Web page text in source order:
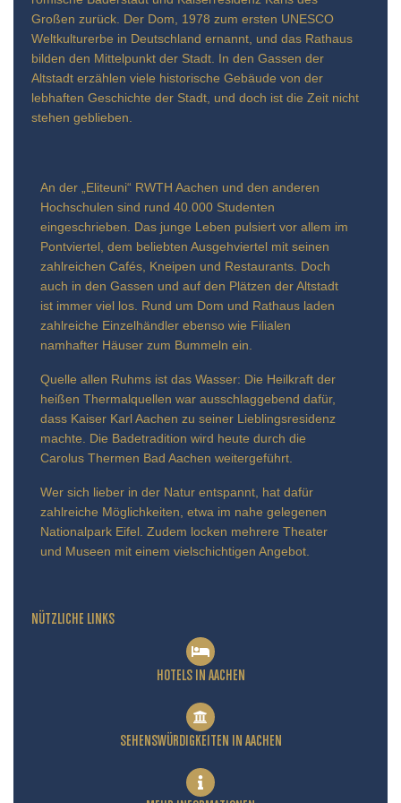
Großen zurück. Der Dom, 1978 zum ersten UNESCO
Weltkulturerbe in Deutschland ernannt, und das Rathaus
bilden den Mittelpunkt der Stadt. In den Gassen der
Altstadt erzählen viele historische Gebäude von der
lebhaften Geschichte der Stadt, und doch ist die Zeit nicht
stehen geblieben.
An der „Eliteuni“ RWTH Aachen und den anderen
Hochschulen sind rund 40.000 Studenten
eingeschrieben. Das junge Leben pulsiert vor allem im
Pontviertel, dem beliebten Ausgehviertel mit seinen
zahlreichen Cafés, Kneipen und Restaurants. Doch
auch in den Gassen und auf den Plätzen der Altstadt
ist immer viel los. Rund um Dom und Rathaus laden
zahlreiche Einzelhändler ebenso wie Filialen
namhafter Häuser zum Bummeln ein.
Quelle allen Ruhms ist das Wasser: Die Heilkraft der
heißen Thermalquellen war ausschlaggebend dafür,
dass Kaiser Karl Aachen zu seiner Lieblingsresidenz
machte. Die Badetradition wird heute durch die
Carolus Thermen Bad Aachen weitergeführt.
Wer sich lieber in der Natur entspannt, hat dafür
zahlreiche Möglichkeiten, etwa im nahe gelegenen
Nationalpark Eifel. Zudem locken mehrere Theater
und Museen mit einem vielschichtigen Angebot.
NÜTZLICHE LINKS
HOTELS IN AACHEN
SEHENSWÜRDIGKEITEN IN AACHEN